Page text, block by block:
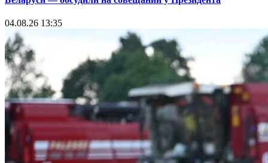
04.08.26 13:35